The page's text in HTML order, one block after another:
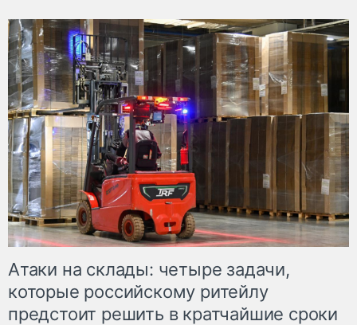
Атаки на склады: четыре задачи,
которые российскому ритейлу
предстоит решить в кратчайшие сроки